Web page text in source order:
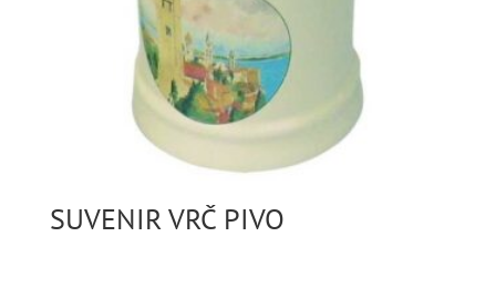
SUVENIR VRČ PIVO